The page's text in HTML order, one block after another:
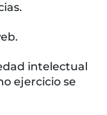
intelectual
ejercicio se